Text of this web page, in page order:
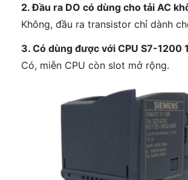
2. Đầu ra DO có dùng cho tải AC
Không, đầu ra transistor chỉ dành
3. Có dùng được với CPU S7-1200
Có, miễn CPU còn slot mở rộng.